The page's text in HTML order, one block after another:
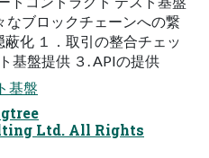
なブロックチェーンへの繋
化 １．取引の整合チェッ
基盤提供 ３. APIの提供
基盤
Ltd. All Rights